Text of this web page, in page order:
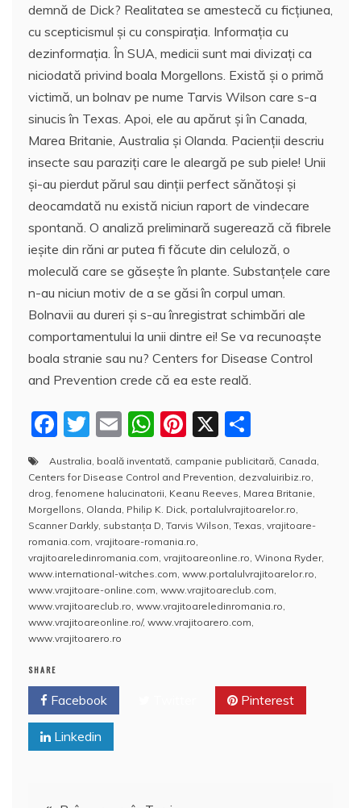
demnă de Dick? Realitatea se amestecă cu ficţiunea,
cu scepticismul şi cu conspiraţia. Informaţia cu
dezinformaţia. În SUA, medicii sunt mai divizaţi ca
niciodată privind boala Morgellons. Există şi o primă
victimă, un bolnav pe nume Tarvis Wilson care s-a
sinucis în Texas. Apoi, ele au apărut şi în Canada,
Marea Britanie, Australia şi Olanda. Pacienţii descriu
insecte sau paraziţi care le aleargă pe sub piele! Unii
şi-au pierdut părul sau dinţii perfect sănătoşi şi
deocamdată nu există niciun raport de vindecare
spontană. O analiză preliminară sugerează că fibrele
ieşite din răni ar putea fi făcute din celuloză, o
moleculă care se găseşte în plante. Substanţele care
n-au niciun motiv de a se găsi în corpul uman.
Bolnavii au dureri şi s-au înregistrat schimbări ale
comportamentului la unii dintre ei! Se va recunoaşte
boala stranie sau nu? Centers for Disease Control
and Prevention crede că ea este reală.
F
a
c
e
b
o
o
k
T
w
itt
er
E
m
ai
l
W
h
at
s
A
p
p
Pi
er
e
st
X
a
rt
aj
e
a
z
ă
Australia boală inventată campanie publicitară Canada
Centers for Disease Control and Prevention dezvaluiribiz.ro
drog ,fenomene halucinatorii Keanu Reeves Marea Britanie
Morgellons Olanda Philip K. Dick portalulvrajitoarelor.ro
Scanner Darkly substanţa D Tarvis Wilson Texas vrajitoare-
romania.com vrajitoare-romania.ro
vrajitoareledinromania.com vrajitoareonline.ro Winona Ryder,
www.international-witches.com www.portalulvrajitoarelor.ro
www.vrajitoare-online.com www.vrajitoareclub.com
www.vrajitoareclub.ro www.vrajitoareledinromania.ro
www.vrajitoareonline.ro/, www.vrajitoarero.com
www.vrajitoarero.ro
SHARE
Facebook Pinterest
Linkedin